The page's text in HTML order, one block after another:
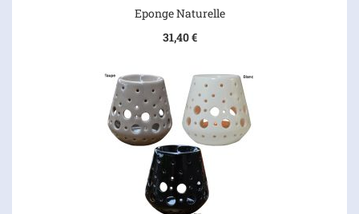
Eponge Naturelle
31,40 €